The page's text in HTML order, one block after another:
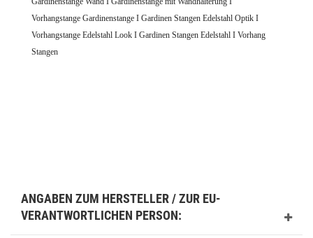
Vorhangstange Gardinenstange I Gardinen Stangen Edelstahl Optik I
Vorhangstange Edelstahl Look I Gardinen Stangen Edelstahl I Vorhang
Stangen
ANGABEN ZUM HERSTELLER / ZUR EU-
VERANTWORTLICHEN PERSON: